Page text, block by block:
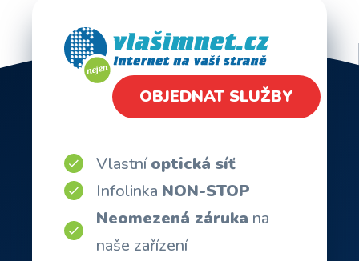
OBJEDNAT SLUŽBY
Vlastníoptická síť
Infolinka NON-STOP
Neomezená záruka na
naše zařízení